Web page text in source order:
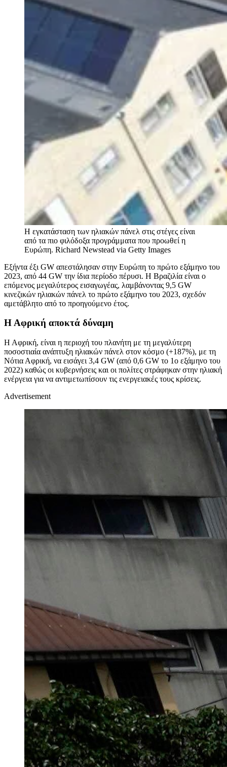
Η εγκατάσταση των ηλιακών πάνελ στις στέγες είναι
από τα πιο φιλόδοξα προγράμματα που προωθεί η
Ευρώπη. Richard Newstead via Getty Images
Εξήντα έξι GW απεστάλησαν στην Ευρώπη το πρώτο εξάμηνο του
2023, από 44 GW την ίδια περίοδο πέρυσι. Η Βραζιλία είναι ο
επόμενος μεγαλύτερος εισαγωγέας, λαμβάνοντας 9,5 GW
κινεζικών ηλιακών πάνελ το πρώτο εξάμηνο του 2023, σχεδόν
αμετάβλητο από το προηγούμενο έτος.
Η Αφρική αποκτά δύναμη
Η Αφρική, είναι η περιοχή του πλανήτη με τη μεγαλύτερη
ποσοστιαία ανάπτυξη ηλιακών πάνελ στον κόσμο (+187%), με τη
Νότια Αφρική, να εισάγει 3,4 GW (από 0,6 GW το 1ο εξάμηνο του
2022) καθώς οι κυβερνήσεις και οι πολίτες στράφηκαν στην ηλιακή
ενέργεια για να αντιμετωπίσουν τις ενεργειακές τους κρίσεις.
Advertisement